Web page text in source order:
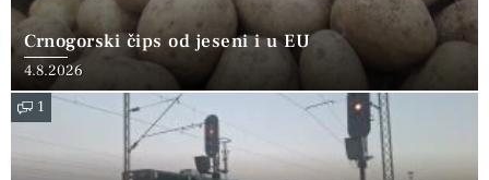
Crnogorski čips od jeseni i u EU
4.8.2026
1